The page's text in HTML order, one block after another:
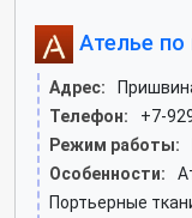
Ателье
Адрес:
Телефон:
+7-
Режим работы:
Особенности:
Портьерные